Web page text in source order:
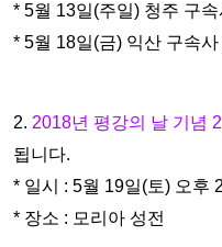
* 5월 13일(주일) 청주 구
* 5월 18일(금) 익산 구속
2. 2018년 평강의 날 기념
됩니 다.
* 일시 : 5월 19일(토) 오후
* 장소 : 모리아 성전